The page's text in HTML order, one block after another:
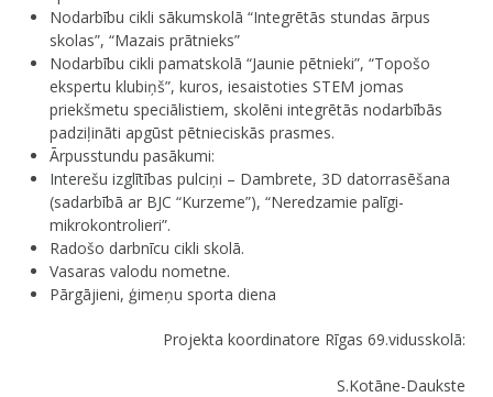
Nodarbību cikli sākumskolā “Integrētās stundas ārpus
skolas”, “Mazais prātnieks”
Nodarbību cikli pamatskolā “Jaunie pētnieki”, “Topošo
ekspertu klubiņš”, kuros, iesaistoties STEM jomas
priekšmetu speciālistiem, skolēni integrētās nodarbībās
padziļināti apgūst pētnieciskās prasmes.
Ārpusstundu pasākumi:
Interešu izglītības pulciņi – Dambrete, 3D datorrasēšana
(sadarbībā ar BJC “Kurzeme”), “Neredzamie palīgi-
mikrokontrolieri”.
Radošo darbnīcu cikli skolā.
Vasaras valodu nometne.
Pārgājieni, ģimeņu sporta diena
Projekta koordinatore Rīgas 69.vidusskolā:
S.Kotāne-Daukste